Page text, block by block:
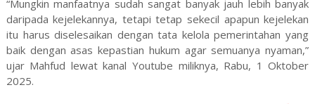
“Mungkin manfaatnya sudah sangat banyak jauh lebih banyak
daripada kejelekannya, tetapi tetap sekecil apapun kejelekan
itu harus diselesaikan dengan tata kelola pemerintahan yang
baik dengan asas kepastian hukum agar semuanya nyaman,”
ujar Mahfud lewat kanal Youtube miliknya, Rabu, 1 Oktober
2025.